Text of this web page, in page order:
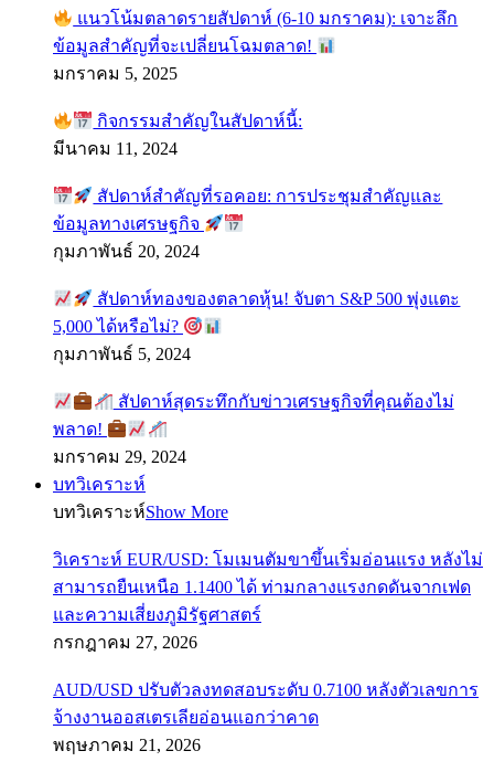
แนวโน้มตลาดรายสัปดาห์ (6-10 มกราคม): เจาะลึก
ข้อมูลสำคัญที่จะเปลี่ยนโฉมตลาด!
มกราคม 5, 2025
กิจกรรมสำคัญในสัปดาห์นี้:
มีนาคม 11, 2024
สัปดาห์สำคัญที่รอคอย: การประชุมสำคัญและ
ข้อมูลทางเศรษฐกิจ
กุมภาพันธ์ 20, 2024
สัปดาห์ทองของตลาดหุ้น! จับตา S&P 500 พุ่งแตะ
5,000 ได้หรือไม่?
กุมภาพันธ์ 5, 2024
สัปดาห์สุดระทึกกับข่าวเศรษฐกิจที่คุณต้องไม่
พลาด!
มกราคม 29, 2024
บทวิเคราะห์
บทวิเคราะห์Show More
วิเคราะห์ EUR/USD: โมเมนตัมขาขึ้นเริ่มอ่อนแรง หลังไม่
สามารถยืนเหนือ 1.1400 ได้ ท่ามกลางแรงกดดันจากเฟด
และความเสี่ยงภูมิรัฐศาสตร์
กรกฎาคม 27, 2026
AUD/USD ปรับตัวลงทดสอบระดับ 0.7100 หลังตัวเลขการ
จ้างงานออสเตรเลียอ่อนแอกว่าคาด
พฤษภาคม 21, 2026